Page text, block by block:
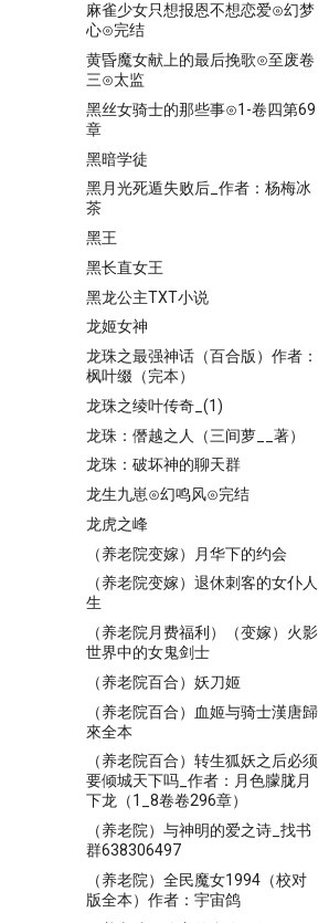
麻雀少女只想报恩不想恋爱⊙幻梦
心⊙完结
黄昏魔女献上的最后挽歌⊙至废卷
三⊙太监
黑丝女骑士的那些事⊙1-卷四第69
章
黑暗学徒
黑月光死遁失败后_作者：杨梅冰
茶
黑王
黑长直女王
黑龙公主TXT小说
龙姬女神
龙珠之最强神话（百合版）作者：
枫叶缀（完本）
龙珠之绫叶传奇_(1)
龙珠：僭越之人（三间萝__著）
龙珠：破坏神的聊天群
龙生九崽⊙幻鸣风⊙完结
龙虎之峰
（养老院变嫁）月华下的约会
（养老院变嫁）退休刺客的女仆人
生
（养老院月费福利）（变嫁）火影
世界中的女鬼剑士
（养老院百合）妖刀姬
（养老院百合）血姬与骑士漢唐歸
來全本
（养老院百合）转生狐妖之后必须
要倾城天下吗_作者：月色朦胧月
下龙（1_8卷卷296章）
（养老院）与神明的爱之诗_找书
群638306497
（养老院）全民魔女1994（校对
版全本）作者：宇宙鸽